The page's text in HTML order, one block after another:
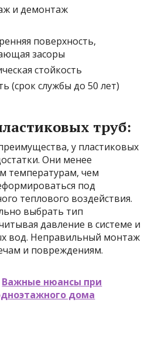
и демонтаж
поверхность,
засоры
стойкость
(срок службы до 50 лет)
труб:
у пластиковых
Они менее
температурам, чем
под
теплового воздействия.
выбрать тип
давление в системе и
вод. Неправильный монтаж
и повреждениям.
Важные нюансы при
дома